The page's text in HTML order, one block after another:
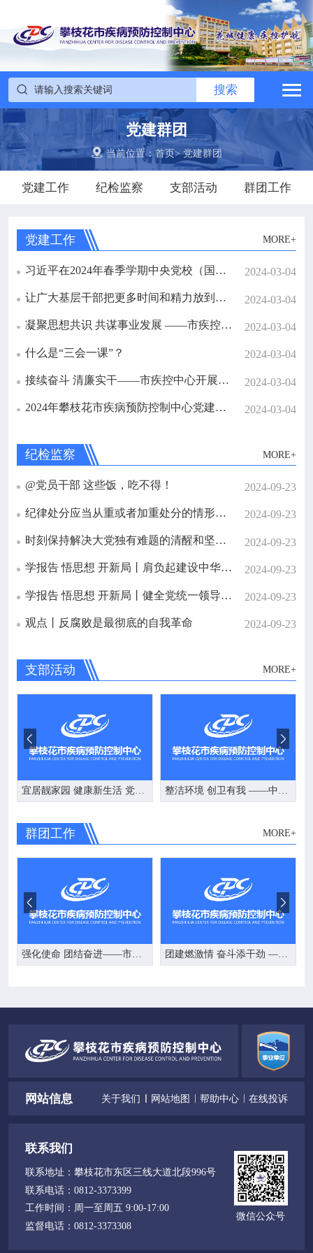
 搜索 
党建群团
 当前位置：首页>党建群团
党建工作 纪检监察 支部活动 群团工作
 搜索
网站首页
中心概况 
党建群团 
工作动态
政务公开
疾控信息 
健康教育 
热点专题
惠民服务
政策法规
科研培训
攀枝花市预防医学会 
党建工作 MORE+
习近平在2024年春季学期中央党校（国家行政学院）中青年干部培训班开班之际作出重要指示 2024-03-04
让广大基层干部把更多时间和精力放到抓落实上 2024-03-04
凝聚思想共识 共谋事业发展 ——市疾控中心召开学习贯彻党的二十届三中全会精神宣讲会 2024-03-04
什么是“三会一课”？ 2024-03-04
接续奋斗 清廉实干——市疾控中心开展庆祝中国共产党成立103周年系列活动 2024-03-04
2024年攀枝花市疾病预防控制中心党建、党风廉政建设和统战工作会暨警示教育会召开 2024-03-04
纪检监察 MORE+
@党员干部 这些饭，吃不得！ 2024-09-23
纪律处分应当从重或者加重处分的情形有哪些？ 2024-09-23
时刻保持解决大党独有难题的清醒和坚定丨如何始终保持风清气正的政治生态 2024-09-23
学报告 悟思想 开新局丨肩负起建设中华民族现代文明的文化使命 2024-09-23
学报告 悟思想 开新局丨健全党统一领导全面覆盖权威高效的监督体系 2024-09-23
观点丨反腐败是最彻底的自我革命 2024-09-23
支部活动 MORE+
 
群团工作 MORE+
强化使命 团结奋进——市疾控中心工会召开第三届工会委员会补选大会 团建燃激情 奋斗添干劲 ——市疾控中心开展“风雨兼程 有你更美”庆祝中心成立 二十周年暨“三八妇女节”团建活动
 
网站信息 关于我们 网站地图 帮助中心 在线投诉
联系我们
联系地址： 攀枝花市东区三线大道北段996号
联系电话： 0812-3373399
工作时间： 周一至周五 9:00-17:00
监督电话： 0812-3373308
微信公众号